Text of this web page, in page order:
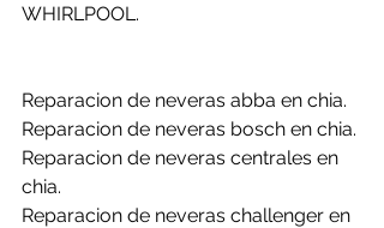
WHIRLPOOL.
Reparacion de neveras abba en chia.
Reparacion de neveras bosch en chia.
Reparacion de neveras centrales en
chia.
Reparacion de neveras challenger en